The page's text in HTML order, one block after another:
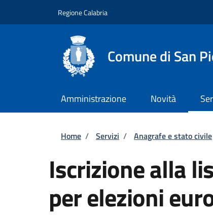
Regione Calabria
Comune di San
Amministrazione Novità
Briciole di pane
Home / Servizi / Anagrafe e stato civile
Iscrizione alla
per elezioni